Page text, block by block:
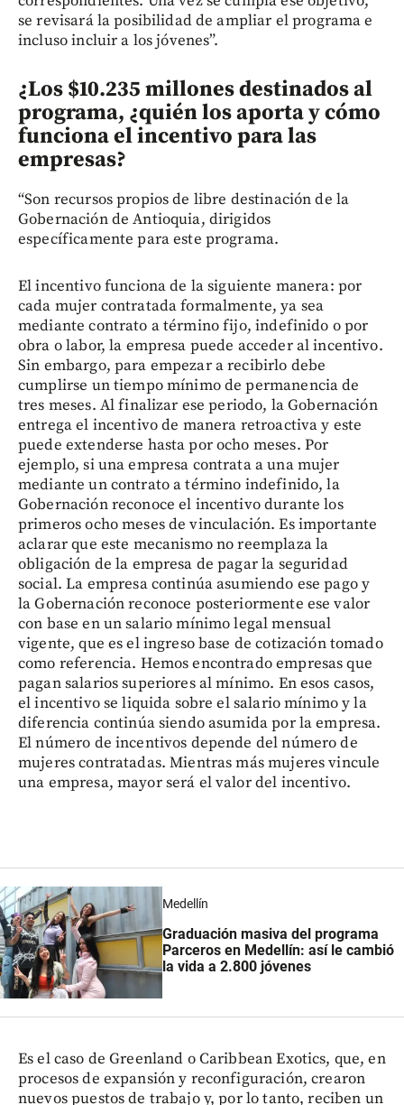
se revisará la posibilidad de ampliar el programa e
incluso incluir a los jóvenes”.
¿Los $10.235 millones destinados al
programa, ¿quién los aporta y cómo
funciona el incentivo para las
empresas?
“Son recursos propios de libre destinación de la
Gobernación de Antioquia, dirigidos
específicamente para este programa.
El incentivo funciona de la siguiente manera: por
cada mujer contratada formalmente, ya sea
mediante contrato a término fijo, indefinido o por
obra o labor, la empresa puede acceder al incentivo.
Sin embargo, para empezar a recibirlo debe
cumplirse un tiempo mínimo de permanencia de
tres meses. Al finalizar ese periodo, la Gobernación
entrega el incentivo de manera retroactiva y este
puede extenderse hasta por ocho meses. Por
ejemplo, si una empresa contrata a una mujer
mediante un contrato a término indefinido, la
Gobernación reconoce el incentivo durante los
primeros ocho meses de vinculación. Es importante
aclarar que este mecanismo no reemplaza la
obligación de la empresa de pagar la seguridad
social. La empresa continúa asumiendo ese pago y
la Gobernación reconoce posteriormente ese valor
con base en un salario mínimo legal mensual
vigente, que es el ingreso base de cotización tomado
como referencia. Hemos encontrado empresas que
pagan salarios superiores al mínimo. En esos casos,
el incentivo se liquida sobre el salario mínimo y la
diferencia continúa siendo asumida por la empresa.
El número de incentivos depende del número de
mujeres contratadas. Mientras más mujeres vincule
una empresa, mayor será el valor del incentivo.
Medellín
Graduación masiva del programa
Parceros en Medellín: así le cambió
la vida a 2.800 jóvenes
Es el caso de Greenland o Caribbean Exotics, que, en
procesos de expansión y reconfiguración, crearon
nuevos puestos de trabajo y, por lo tanto, reciben un